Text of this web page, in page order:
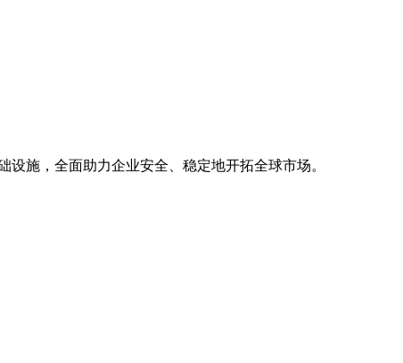
施，全面助力企业安全、稳定地开拓全球市场。